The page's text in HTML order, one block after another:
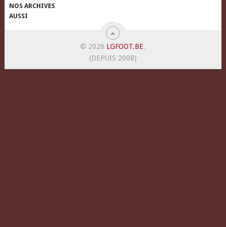
NOS ARCHIVES
AUSSI
© 2026 LGFOOT.BE.
(DEPUIS 2008)